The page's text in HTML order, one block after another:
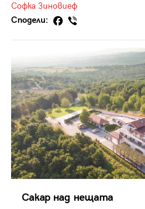
Софка Зиновиеф
Сподели:
Сакар над нещата